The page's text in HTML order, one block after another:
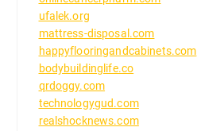
ufalek.org
mattress-disposal.com
happyflooringandcabinets.com
bodybuildinglife.co
qrdoggy.com
technologygud.com
realshocknews.com